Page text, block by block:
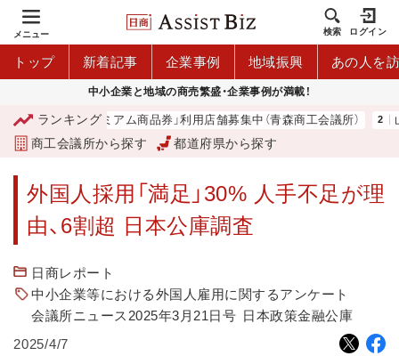
メニュー 検索 ログイン
トップ 新着記事 企業事例 地域振興 あの人を
中小企業と地域の商売繁盛・企業事例が満載！
ランキング
「青森市プレミアム商品券」利用店舗募集中（青森商工会議所）
商工会議所から探す 都道府県から探す
外国人採用「満足」30% 人手不足が理
由、6割超 日本公庫調査
日商レポート
中小企業等における外国人雇用に関するアンケート
会議所ニュース2025年3月21日号 日本政策金融公庫
2025/4/7